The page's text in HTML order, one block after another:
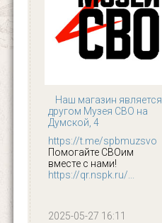
Наш магазин является
другом Музея СВО на
Думской, 4
https://t.me/spbmuzsvo
Помогайте СВОим
вместе с нами!
https://qr.nspk.ru/...
2025-05-27 16:11